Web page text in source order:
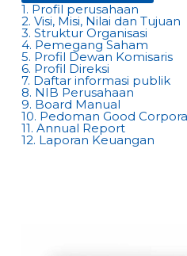
1. Profil perusahaan
2. Visi, Misi, Nilai dan Tujuan
3. Struktur Organisasi
4. Pemegang Saham
5. Profil Dewan Komisaris
6. Profil Direksi
7. Daftar informasi publik
8. NIB Perusahaan
9. Board Manual
10. Pedoman Good
11. Annual Report
12. Laporan Keuangan